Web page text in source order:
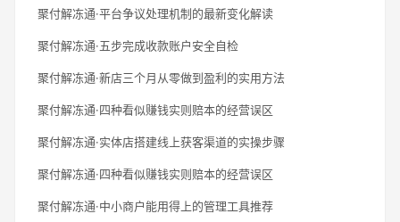
聚付解冻通·平台争议处理机制的最新变化解读
聚付解冻通·五步完成收款账户安全自检
聚付解冻通·新店三个月从零做到盈利的实用方法
聚付解冻通·四种看似赚钱实则赔本的经营误区
聚付解冻通·实体店搭建线上获客渠道的实操步骤
聚付解冻通·四种看似赚钱实则赔本的经营误区
聚付解冻通·中小商户能用得上的管理工具推荐